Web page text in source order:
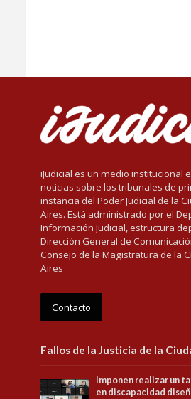
iJudicial es un medio institucional
noticias sobre los tribunales de
instancia del Poder Judicial de la
Aires. Está administrado por el
Información Judicial, estructura
Dirección General de
Consejo de la Magistratura de la
Aires
Contacto
Fallos de la Justicia de la
Imponen realizar un
en discapacidad